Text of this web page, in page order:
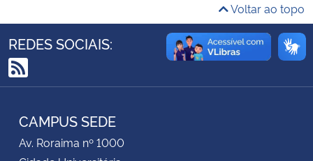
Controladoria-Geral da União
Secretaria-Geral
Secretaria de Governo
Voltar ao topo
REDES SOCIAIS:
RSS
CAMPUS SEDE
Av. Roraima nº 1000